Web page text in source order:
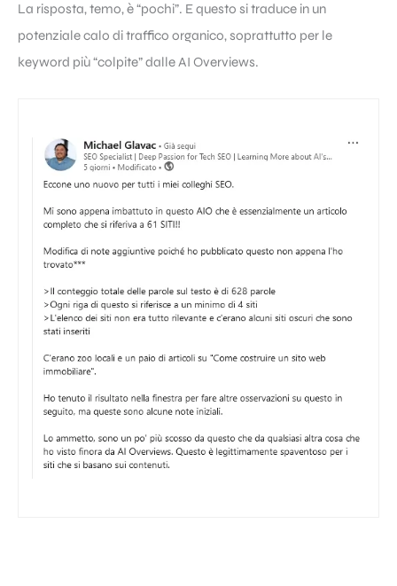
La risposta, temo, è “pochi”. E questo si traduce in un
potenziale calo di traffico organico, soprattutto per le
keyword più “colpite” dalle AI Overviews.